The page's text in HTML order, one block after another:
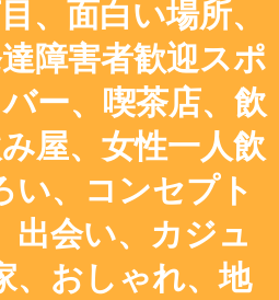
、面白い場所、
障害者歓迎スポ
ー、喫茶店、飲
屋、女性一人飲
い、コンセプト
出会い、カジュ
、おしゃれ、地